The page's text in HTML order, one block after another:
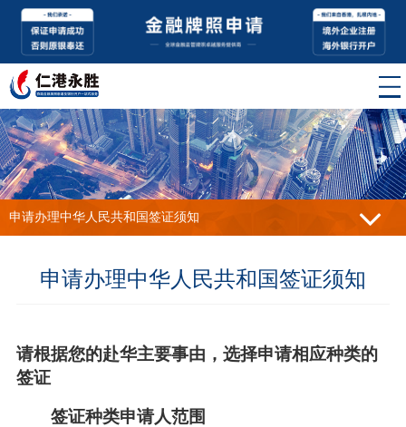
申请办理中华人民共和国签证须知
申请办理中华人民共和国签证须知
请根据您的赴华主要事由，选择申请相应种类的
签证
签证种类申请人范围